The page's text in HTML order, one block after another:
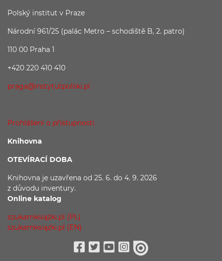
Polský institut v Praze
Národní 961/25 (palác Metro – schodiště B, 2. patro)
110 00 Praha 1
+420 220 410 410
praga@instytutpolski.pl
Prohlášení o přístupnosti
Knihovna
OTEVÍRACÍ DOBA
Knihovna je uzavřena od 25. 6. do 4. 9. 2026
z důvodu inventury.
Online katalog
szukamksiążki.pl (PL)
szukamksiążki.pl (EN)